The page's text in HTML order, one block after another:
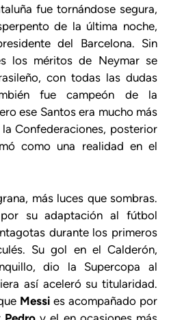
fue tornándose segura,
de la última noche,
del Barcelona. Sin
los méritos de Neymar se
con todas las dudas
fue campeón de la
ese Santos era mucho más
Confederaciones, posterior
como una realidad en el
más luces que sombras.
su adaptación al fútbol
durante los primeros
Su gol en el Calderón,
dio la Supercopa al
así aceleró su titularidad.
Messies acompañado por